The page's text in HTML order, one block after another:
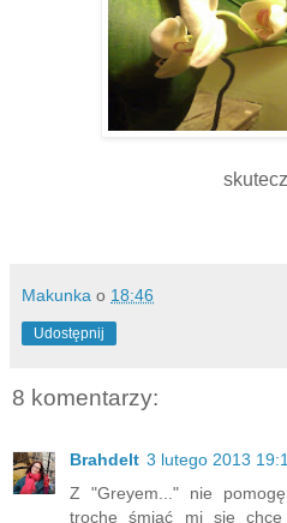
Makunka o 18:46
Udostępnij
8 komentarzy:
Brahdelt 3 lutego 2013
Z "Greyem..." nie
trochę śmiać mi się chce